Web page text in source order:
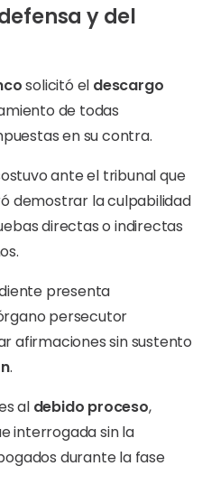
y del
solicitó el descargo
de todas
en su contra.
ante el tribunal que
demostrar la culpabilidad
directas o indirectas
presenta
persecutor
afirmaciones sin sustento
.
aldebido proceso,
interrogada sin la
durante la fase